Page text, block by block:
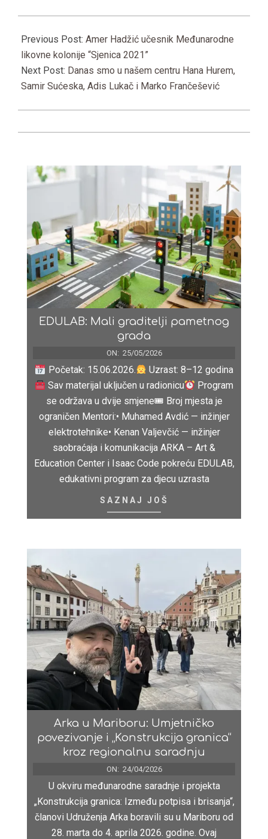
08-
23
Previous Post: Amer Hadžić učesnik Međunarodne
likovne kolonije “Sjenica 2021”
Next Post: Danas smo u našem centru Hana Hurem,
Samir Sućeska, Adis Lukač i Marko Frančešević
EDULAB: Mali graditelji pametnog
grada
ON: 25/05/2026
Početak: 15.06.2026.
Uzrast: 8–12 godina
Sav materijal uključen u radionicu
Program
se održava u dvije smjene🎟 Broj mjesta je
ograničen Mentori:• Muhamed Avdić — inžinjer
elektrotehnike• Kenan Valjevčić — inžinjer
saobraćaja i komunikacija ARKA – Art &
Education Center i Isaac Code pokreću EDULAB,
edukativni program za djecu uzrasta
SAZNAJ JOŠ
Arka u Mariboru: Umjetničko
povezivanje i „Konstrukcija granica“
kroz regionalnu saradnju
ON: 24/04/2026
U okviru međunarodne saradnje i projekta
„Konstrukcija granica: Između potpisa i brisanja“,
članovi Udruženja Arka boravili su u Mariboru od
28. marta do 4. aprila 2026. godine. Ovaj